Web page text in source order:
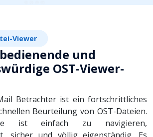
Viewer
und
OST-Viewer-
Betrachter ist ein fortschrittliches
Beurteilung von OST-Dateien.
ist einfach zu navigieren,